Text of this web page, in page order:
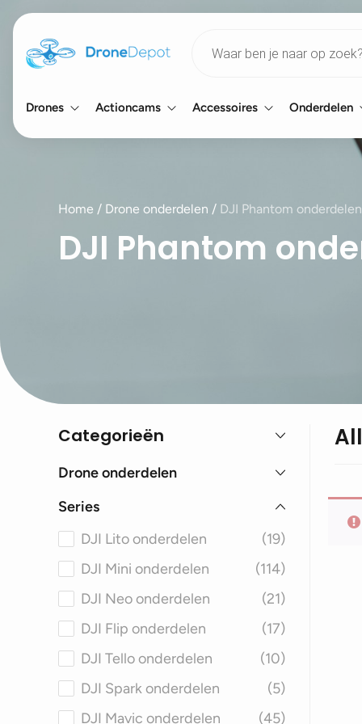
search
Drones Actioncams Accessoires Onderdelen
Home / Drone onderdelen / DJI Phantom onderdelen
DJI Phantom
Categorieën
Drone onderdelen
Series
DJI Lito onderdelen
(19)
DJI Mini onderdelen
(114)
DJI Neo onderdelen
(21)
DJI Flip onderdelen
(17)
DJI Tello onderdelen
(10)
DJI Spark onderdelen
(5)
DJI Mavic onderdelen
(45)